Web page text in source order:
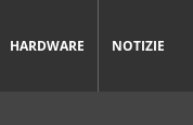
HARDWARE NOTIZIE